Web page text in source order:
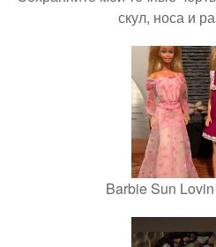
скул, носа и
Barbie Sun